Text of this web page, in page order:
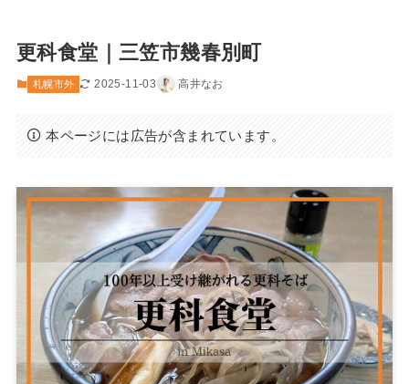
更科食堂｜三笠市幾春別町
札幌市外 2025-11-03 高井なお
本ページには広告が含まれています。